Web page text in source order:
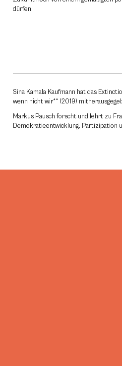
dürfen.
Sina Kamala Kaufmann hat das
wenn nicht wir*“ (2019)
Markus Pausch forscht und lehrt zu
Demokratieentwicklung, Partizipation